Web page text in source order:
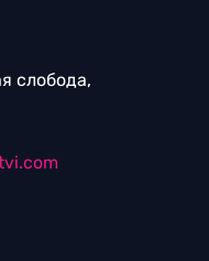
слобода,